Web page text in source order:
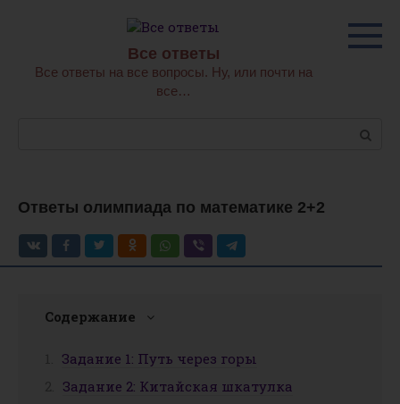
Все ответы
Все ответы на все вопросы. Ну, или почти на
все…
Ответы олимпиада по математике 2+2
Содержание
Задание 1: Путь через горы
Задание 2: Китайская шкатулка